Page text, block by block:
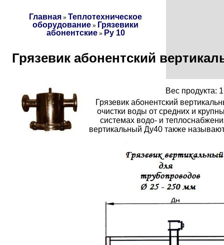
Главная » Теплотехническое
оборудование » Грязевики
абонентские» Ру 10
Грязевик абонентский
Вес продукта:
Грязевик абонентский
очистки воды от средних и
системах водо- и
вертикальный Ду40 также